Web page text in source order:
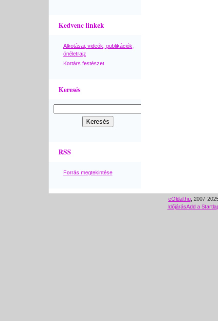
Kedvenc linkek
Alkotásai, videók, publikációk,
önéletrajz
Kortárs festészet
Keresés
RSS
Forrás megtekintése
eOldal.hu, 2007-
IdőjárásAdd a